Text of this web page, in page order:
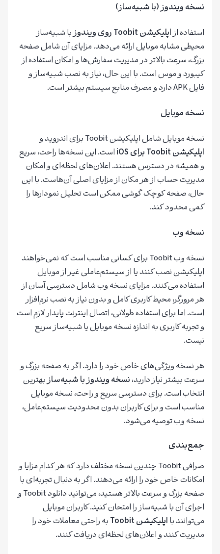
نسخه ویندوز (با شبیه‌ساز)
استفاده ازاپلیکیشن روی ویندوزبا شبیه‌ساز
محیطی مشابه موبایل ارائه می‌دهد. مزایای آن شامل صفحه
بزرگ، سرعت بالاتر در مدیریت سفارش‌ها و امکان استفاده از
کیبورد و موس است. با این حال، نیاز به نصب شبیه‌ساز و
فایل APK دارد و مصرف منابع سیستم بیشتر است.
نسخه موبایل
نسخه موبایل شامل اپلیکیشن Toobit برای اندروید و
اپلیکیشن
برای
است. این نسخه‌ها راحت، سریع
و همیشه در دسترس هستند. اعلان‌های لحظه‌ای و امکان
مدیریت حساب از هر مکان از مزایای اصلی آن‌هاست. با این
حال، صفحه کوچک گوشی ممکن است تحلیل نمودارها را
کمی محدود کند.
نسخه وب
نسخه وب Toobit برای کسانی مناسب است که نمی‌خواهند
اپلیکیشن نصب کنند یا از سیستم‌عاملی غیر از موبایل
استفاده می‌کنند. مزایای نسخه وب شامل دسترسی آسان از
هر مرورگر، محیط کاربری کامل و بدون نیاز به نصب نرم‌افزار
است. اما برای استفاده طولانی، اتصال اینترنت پایدار لازم است
و تجربه کاربری به اندازه نسخه موبایل یا شبیه‌ساز سریع
نیست.
هر نسخه ویژگی‌های خاص خود را دارد. اگر به صفحه بزرگ و
سرعت بیشتر نیاز دارید،نسخه ویندوز با شبیه‌سازبهترین
انتخاب است. برای دسترسی سریع و راحت، نسخه موبایل
مناسب است و برای کاربران بدون محدودیت سیستم‌عامل،
نسخه وب توصیه می‌شود.
جمع‌بندی
صرافی Toobit چندین نسخه مختلف دارد که هر کدام مزایا و
امکانات خاص خود را ارائه می‌دهند. اگر به دنبال تجربه‌ای با
صفحه بزرگ و سرعت بالاتر هستید، می‌توانید دانلود Toobit و
اجرای آن با شبیه‌ساز را امتحان کنید. کاربران موبایل
می‌توانند بااپلیکیشن
به راحتی معاملات خود را
مدیریت کنند و اعلان‌های لحظه‌ای دریافت کنند.